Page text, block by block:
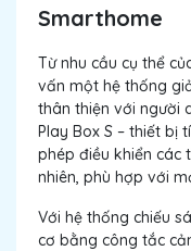
Smarthome
Từ nhu cầu cụ thể
vấn một hệ thống
thân thiện với người
Play Box S – thiết bị
phép điều khiển các
nhiên, phù hợp với
Với hệ thống chiếu
cơ bằng công tắc